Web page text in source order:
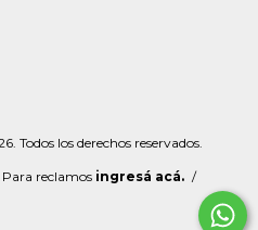
Todos los derechos reservados.
Para reclamos ingresá acá. /